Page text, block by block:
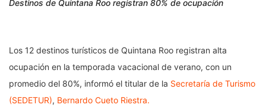
Destinos de Quintana Roo registran 80% de ocupación
Los 12 destinos turísticos de Quintana Roo registran alta
ocupación en la temporada vacacional de verano, con un
promedio del 80%, informó el titular de la Secretaría de Turismo
(SEDETUR), Bernardo Cueto Riestra.